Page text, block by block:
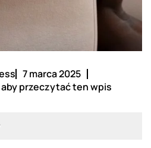
7 marca 2025
przeczytać ten wpis